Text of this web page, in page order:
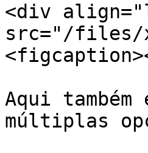
<div
src="/files/
Aqui
múltiplas